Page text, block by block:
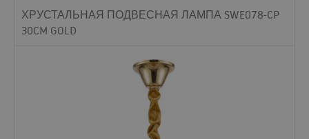
ХРУСТАЛЬНАЯ ПОДВЕСНАЯ ЛАМПА SWE078-CP
30CM GOLD